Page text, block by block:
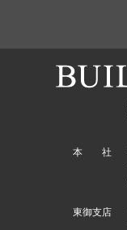
本 社
東御支店